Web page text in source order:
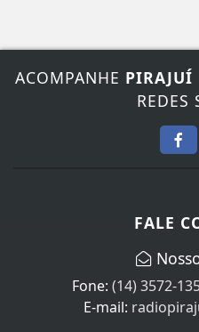
REDES
(14) 3572-
E-mail: